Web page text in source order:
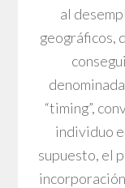
al
geográficos,
“timing”,
individuo
supuesto, el